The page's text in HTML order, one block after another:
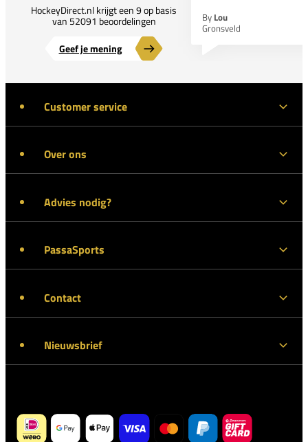
HockeyDirect.nl krijgt een 9 op basis
van 52091 beoordelingen
Geef je mening
By Lou
Gronsveld
Customer service
Over ons
Advies nodig?
PassaSports
Contact
Nieuwsbrief